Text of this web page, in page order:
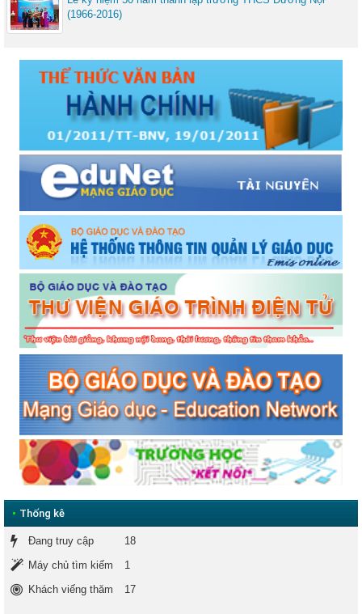
(1966-2016)
• Thống kê
Đang truy cập
18
Máy chủ tìm kiếm
1
Khách viếng thăm
17